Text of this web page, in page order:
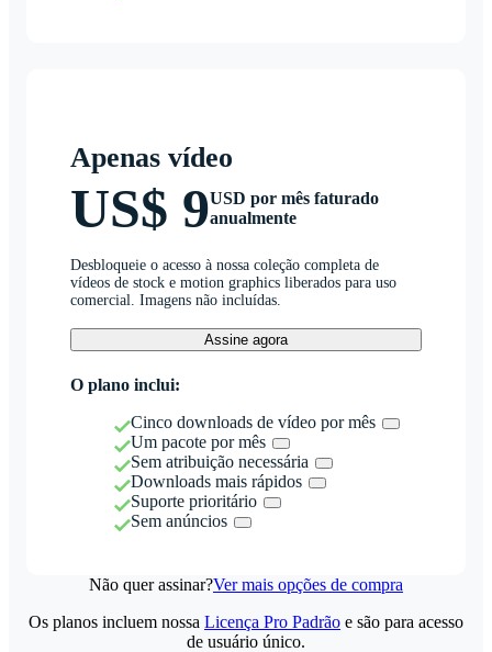
Apenas vídeo
US$ 9USD por mês faturado
anualmente
Desbloqueie o acesso à nossa coleção completa de
vídeos de stock e motion graphics liberados para uso
comercial. Imagens não incluídas.
Assine agora
O plano inclui:
Cinco downloads de vídeo por mês
Um pacote por mês
Sem atribuição necessária
Downloads mais rápidos
Suporte prioritário
Sem anúncios
Não quer assinar?Ver mais opções de compra
Os planos incluem nossa Licença Pro Padrão e são para acesso
de usuário único.